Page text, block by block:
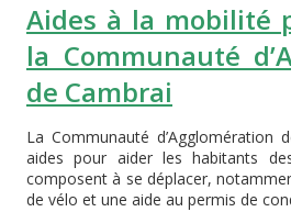
Aides à la mobilité
la Communauté
de Cambrai
La Communauté d’Agglomération
aides pour aider les habitants
composent à se déplacer,
de vélo et une aide au permis de